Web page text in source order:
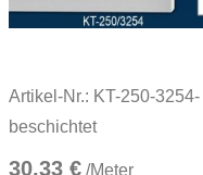
Artikel-Nr.: KT-250-3254-
beschichtet
30,33 € /Meter